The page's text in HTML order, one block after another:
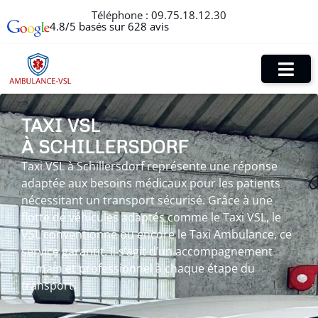
Téléphone : 09.75.18.12.30
4.8/5 basés sur 628 avis
TAXI VSL
À SCHILLERSDORF
Taxi VSL à Schillersdorf représente une réponse
adaptée aux besoins médicaux pour les patients
nécessitant un transport sécurisé. Grâce à une
flotte de véhicules adaptés comme le Taxi VSL, le
VSL conventionné ou encore le Taxi Ambulance, ce
service garantit. Il s’agit d’un accompagnement
humain et professionnel à chaque étape du
transport.